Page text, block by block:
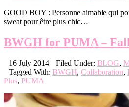
GOOD BOY : Personne aimable qui
sweat pour être plus chic…
BWGH for PUMA –
16 July 2014 Filed Under: BLOG,
Tagged With: BWGH, Collaboration,
Plus, PUMA